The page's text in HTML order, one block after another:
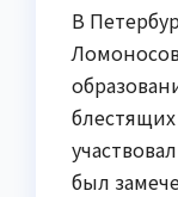
В
был